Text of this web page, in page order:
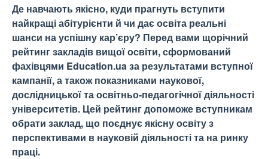
Де навчають якісно, куди прагнуть вступити
найкращі абітурієнти й чи дає освіта реальні
шанси на успішну кар’єру? Перед вами щорічний
рейтинг закладів вищої освіти, сформований
фахівцями Education.ua за результатами вступної
кампанії, а також показниками наукової,
дослідницької та освітньо-педагогічної діяльності
університетів. Цей рейтинг допоможе вступникам
обрати заклад, що поєднує якісну освіту з
перспективами в науковій діяльності та на ринку
праці.